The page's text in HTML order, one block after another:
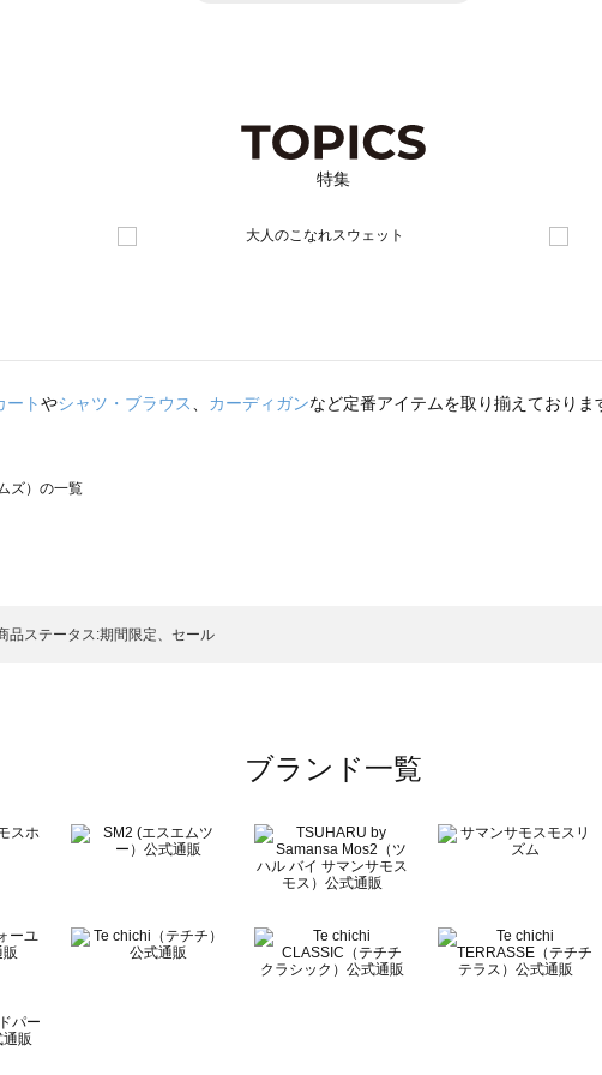
特集
ートやシャツ・ブラウス、 カーディガンなど定番アイテムを取り揃えておりま
ズ）の一覧
モスモス）の一覧
ム）の一覧
品ステータス:期間限定、セール
ブランド一覧